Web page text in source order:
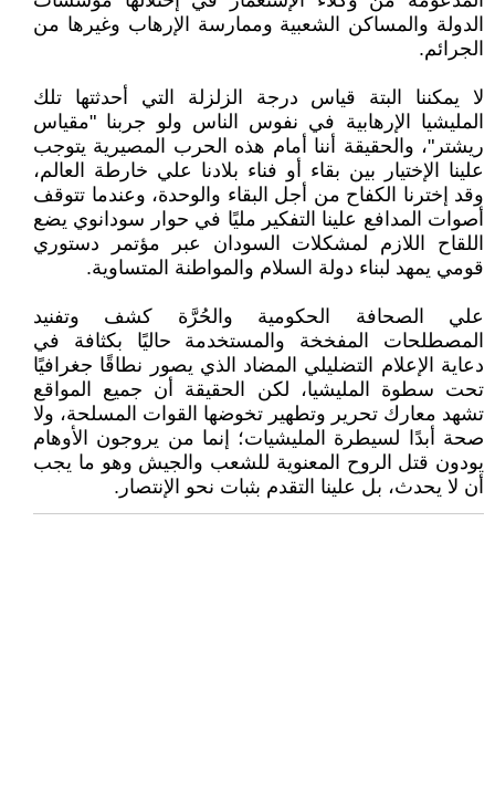
الدولة والمساكن الشعبية وممارسة الإرهاب وغيرها من
الجرائم.
لا يمكننا البتة قياس درجة الزلزلة التي أحدثتها تلك
المليشيا الإرهابية في نفوس الناس ولو جربنا "مقياس
ريشتر"، والحقيقة أننا أمام هذه الحرب المصيرية يتوجب
علينا الإختيار بين بقاء أو فناء بلادنا علي خارطة العالم،
وقد إخترنا الكفاح من أجل البقاء والوحدة، وعندما تتوقف
أصوات المدافع علينا التفكير مليًا في حوار سودانوي يضع
اللقاح اللازم لمشكلات السودان عبر مؤتمر دستوري
قومي يمهد لبناء دولة السلام والمواطنة المتساوية.
علي الصحافة الحكومية والحُرَّة كشف وتفنيد
المصطلحات المفخخة والمستخدمة حاليًا بكثافة في
دعاية الإعلام التضليلي المضاد الذي يصور نطاقًا جغرافيًا
تحت سطوة المليشيا، لكن الحقيقة أن جميع المواقع
تشهد معارك تحرير وتطهير تخوضها القوات المسلحة، ولا
صحة أبدًا لسيطرة المليشيات؛ إنما من يروجون الأوهام
يودون قتل الروح المعنوية للشعب والجيش وهو ما يجب
أن لا يحدث، بل علينا التقدم بثبات نحو الإنتصار.